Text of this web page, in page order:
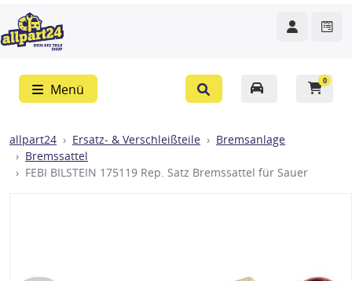
Menü
0
allpart24 Ersatz- & Verschleißteile
Bremsanlage
Bremssattel
FEBI BILSTEIN 175119 Rep. Satz Bremssattel für Sauer